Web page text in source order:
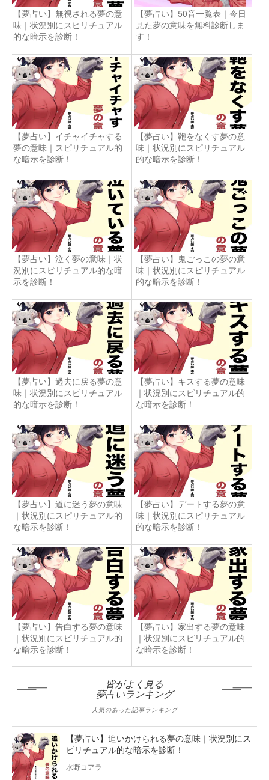
【夢占い】無視される夢の意
味｜状況別にスピリチュアル
的な暗示を診断！
【夢占い】50音一覧表｜今日
見た夢の意味を無料診断しま
す！
【夢占い】イチャイチャする
夢の意味｜スピリチュアル的
な暗示を診断！
【夢占い】鞄をなくす夢の意
味｜状況別にスピリチュアル
的な暗示を診断！
【夢占い】泣く夢の意味｜状
況別にスピリチュアル的な暗
示を診断！
【夢占い】鬼ごっこの夢の意
味｜状況別にスピリチュアル
的な暗示を診断！
【夢占い】過去に戻る夢の意
味｜状況別にスピリチュアル
的な暗示を診断！
【夢占い】キスする夢の意味
｜状況別にスピリチュアル的
な暗示を診断！
【夢占い】道に迷う夢の意味
｜状況別にスピリチュアル的
な暗示を診断！
【夢占い】デートする夢の意
味｜状況別にスピリチュアル
的な暗示を診断！
【夢占い】告白する夢の意味
｜状況別にスピリチュアル的
な暗示を診断！
【夢占い】家出する夢の意味
｜状況別にスピリチュアル的
な暗示を診断！
皆がよく見る
夢占いランキング
人気のあった記事ランキング
【夢占い】追いかけられる夢の意味｜状況別にス
ピリチュアル的な暗示を診断！
水野コアラ